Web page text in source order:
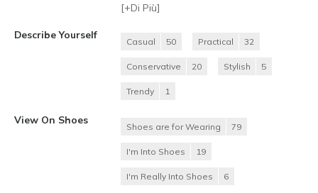
[+Di Più]
Describe Yourself
Casual 50 Practical 32
Conservative 20 Stylish 5
Trendy 1
View On Shoes
Shoes are for Wearing 79
I'm Into Shoes 19
I'm Really Into Shoes 6